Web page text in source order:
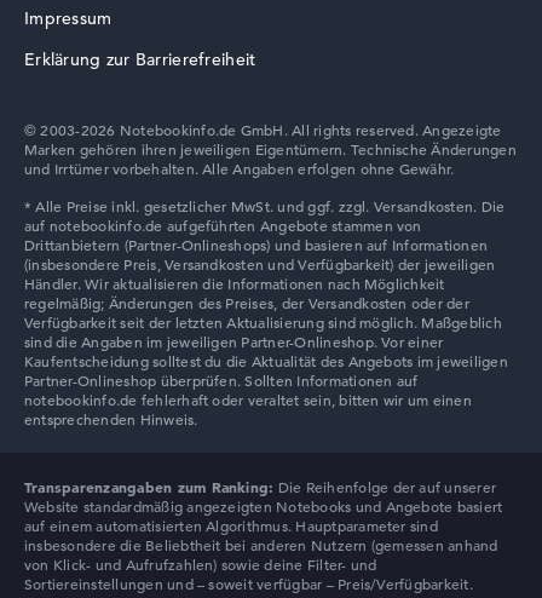
Display
Auflösung
Hochauflösendes glänzendes 14 Zoll Display, mit einer
Auflösung von maximal 1920 x 1200 und 60 Hz
Wie wir testen und bewerten
Wir helfen dir, technische Daten von Notebooks leichter
basierend auf über 23 Jahren Erfahrung in der Notebook-
Kaufberatung.
Die Gesamtnotesetzt sich aus drei Teilbewertungen
zusammen:
Impressum
Erklärung zur Barrierefreiheit
© 2003-2026 Notebookinfo.de GmbH. All rights reserved. Angezeigte
Marken gehören ihren jeweiligen Eigentümern. Technische Änderungen
und Irrtümer vorbehalten. Alle Angaben erfolgen ohne Gewähr.
Transparenzangaben zum Ranking: Die Reihenfolge der auf unserer
Website standardmäßig angezeigten Notebooks und Angebote basiert
auf einem automatisierten Algorithmus. Hauptparameter sind
insbesondere die Beliebtheit bei anderen Nutzern (gemessen anhand
von Klick- und Aufrufzahlen) sowie deine Filter- und
Sortiereinstellungen und – soweit verfügbar – Preis/Verfügbarkeit.